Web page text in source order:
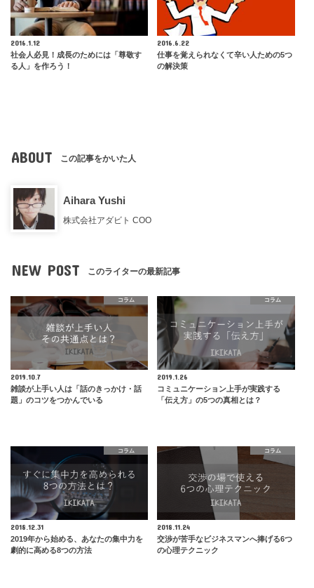
2016.1.12
社会人必見！成長のためには「尊敬す
る人」を作ろう！
2016.6.22
仕事を覚えられなくて辛い人ための5つ
の解決策
ABOUT この記事をかいた人
Aihara Yushi
株式会社アダビト COO
NEW POST このライターの最新記事
コラム
2019.10.7
雑談が上手い人は「話のきっかけ・話
題」のコツをつかんでいる
コラム
2019.1.26
コミュニケーション上手が実践する
「伝え方」の5つの真相とは？
コラム
2018.12.31
2019年から始める、あなたの集中力を
劇的に高める8つの方法
コラム
2018.11.24
交渉が苦手なビジネスマンへ捧げる6つ
の心理テクニック